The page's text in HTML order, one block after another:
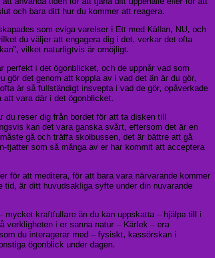
och bara ditt hur du kommer att reagera.
som eviga varelser i Ett med Källan, NU, och
du väljer att engagera dig i det, verkar det ofta
vilket naturligtvis är omöjligt.
perfekt i det ögonblicket, och de uppnår vad som
det genom att koppla av i vad det än är du gör,
är så fullständigt insvepta i vad de gör, opåverkade
vara där i det ögonblicket.
reser dig från bordet för att ta disken till
kan det vara ganska svårt, eftersom det är en
gå och träffa skolbussen, det är bättre att gå
tjatter som så många av er har kommit att acceptera
för att meditera, för att bara vara närvarande kommer
är ditt huvudsakliga syfte under din nuvarande
kraftfullare än du kan uppskatta – hjälpa till i
verkligheten i er sanna natur – Kärlek – era
du interagerar med – fysiskt, kassörskan i
ögonblick under dagen.